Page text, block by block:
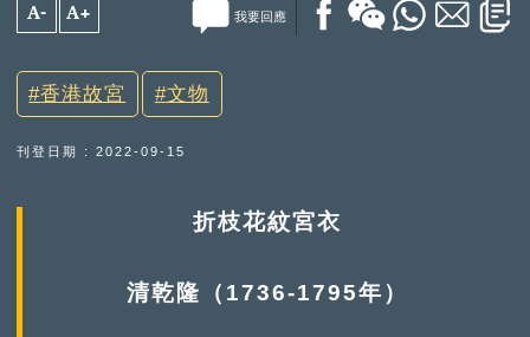
A- A+ 我要回應
香港故宮 文物
刊登日期 : 2022-09-15
折枝花紋宮衣
清乾隆（1736-1795年）